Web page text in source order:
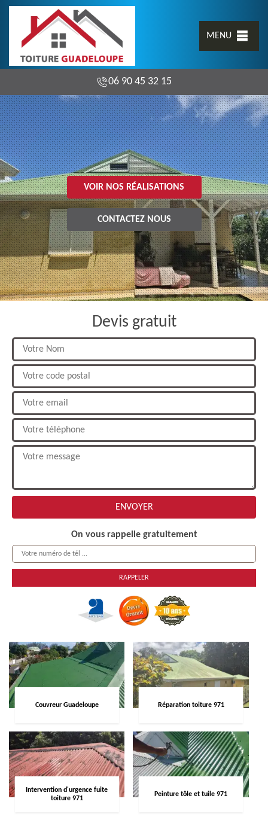
MENU
06 90 45 32 15
VOIR NOS RÉALISATIONS
CONTACTEZ NOUS
Devis gratuit
On vous rappelle gratuitement
Couvreur Guadeloupe Réparation toiture 971
Intervention d'urgence fuite
toiture 971
Peinture tôle et tuile 971